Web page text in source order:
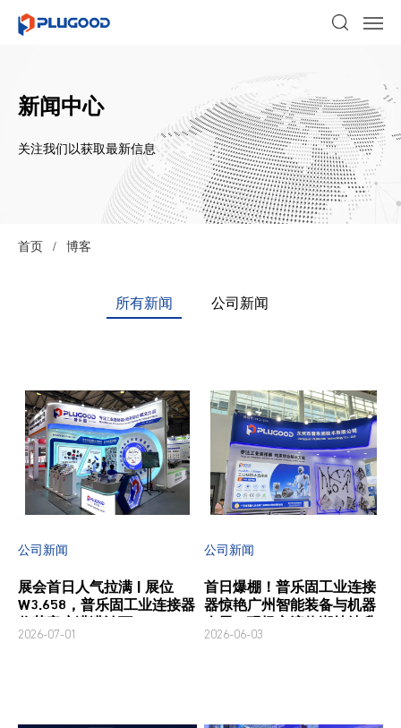
新闻中心
关注我们以获取最新信息
首页 / 博客
所有新闻 公司新闻
公司新闻
展会首日人气拉满 | 展位
W3.658，普乐固工业连接器
2026-07-01
公司新闻
首日爆棚！普乐固工业连接
器惊艳广州智能装备与机器
温
2026-06-03